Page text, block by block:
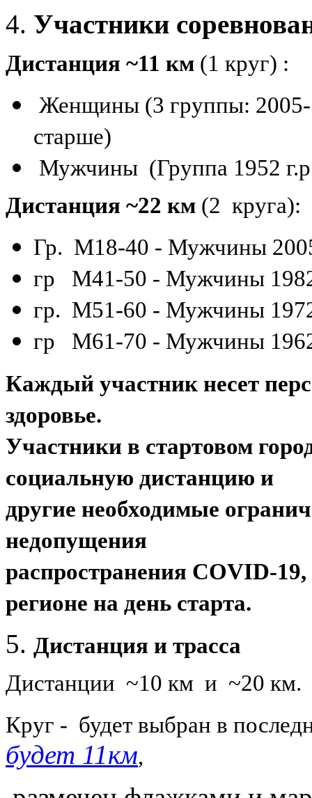
Участники
Дистанция ~11 км (1 круг) :
Женщины (3 группы: 2005-
старше)
Мужчины (Группа 1952
Дистанция ~22 км (2 круга):
Гр. М18-40 - Мужчины
гр М41-50 - Мужчины
гр. М51-60 - Мужчины
гр М61-70 - Мужчины
Каждый участник несет
здоровье.
Участники в стартовом
социальную дистанцию и
другие необходимые
недопущения
распространения COVID-19,
регионе на день старта.
Дистанция и трасса
Дистанции ~10 км и ~20 км.
Круг - будет выбран в
будет 11км,